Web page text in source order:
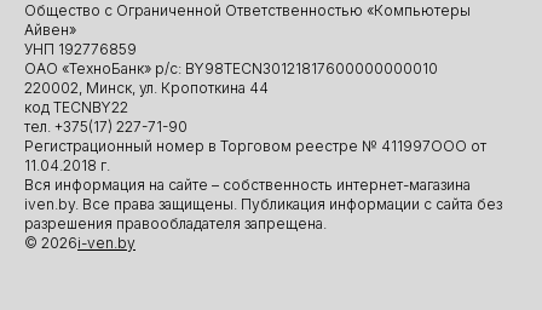
Общество с Ограниченной Ответственностью «Компьютеры
Айвен»
УНП 192776859
ОАО «ТехноБанк» р/с: BY98TECN30121817600000000010
220002, Минск, ул. Кропоткина 44
код TECNBY22
тел. +375(17) 227-71-90
Регистрационный номер в Торговом реестре № 411997ООО от
11.04.2018 г.
Вся информация на сайте – собственность интернет-магазина
iven.by. Все права защищены. Публикация информации с сайта без
разрешения правообладателя запрещена.
© 2026i-ven.by